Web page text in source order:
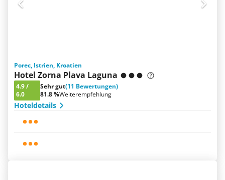
Porec, Istrien, Kroatien
Hotel Zorna Plava Laguna
4.9/
6.0
Sehr gut(11 Bewertungen)
81.8 %Weiterempfehlung
Hoteldetails